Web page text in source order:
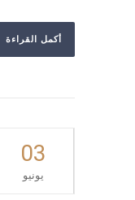
أكمل القراءة
03
يونيو